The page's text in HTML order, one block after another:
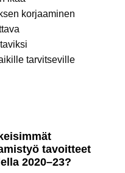
korjaaminen
tarvitseville
tavoitteet
2020–23?